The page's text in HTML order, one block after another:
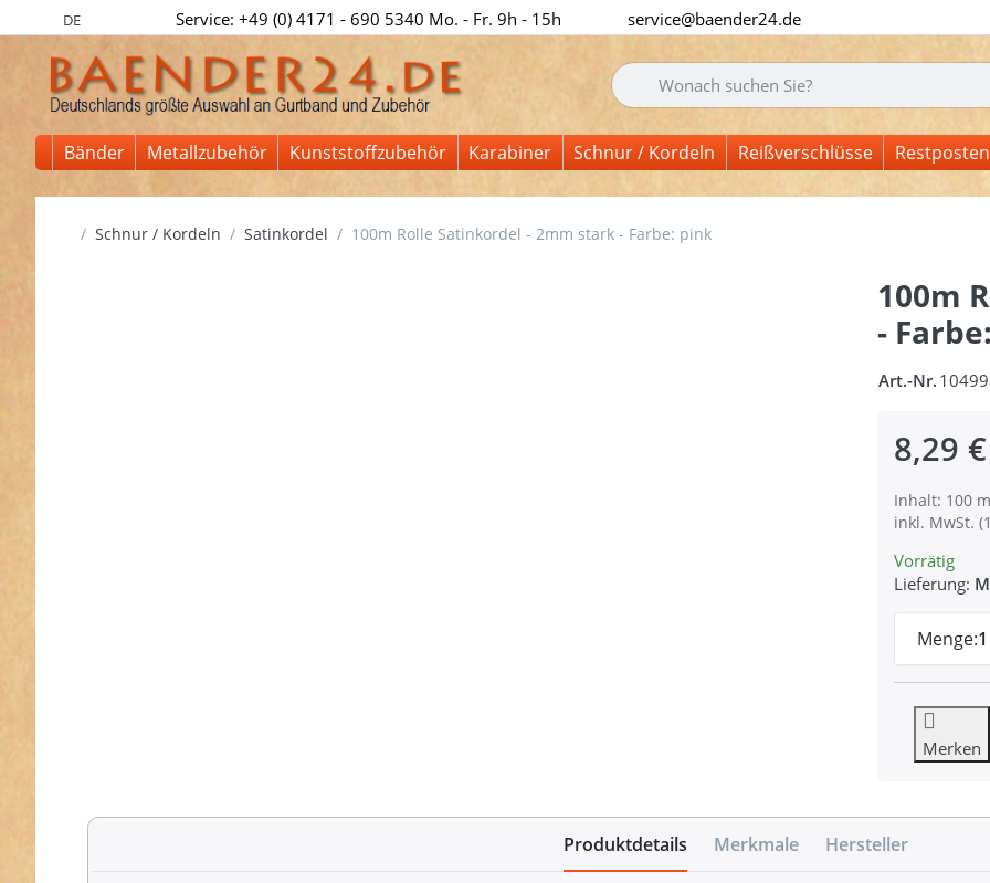
DE Service: +49 (0) 4171 - 690 5340 Mo. - Fr. 9h - 15h service@baender24.de
Geben Sie einen Suchbegriff ein. Während Sie
Bänder Metallzubehör Kunststoffzubehör Karabiner Schnur / Kordeln Reißverschlüsse Restposten
Startseite
Schnur / Kordeln Satinkordel 100m Rolle Satinkordel - 2mm stark - Farbe: pink
100m
-
Art.-Nr.
8,29 €
Inhalt: 100
inkl. MwSt.
Vorrätig
Lieferung:
Menge:1
Merken
Produktdetails Merkmale Hersteller